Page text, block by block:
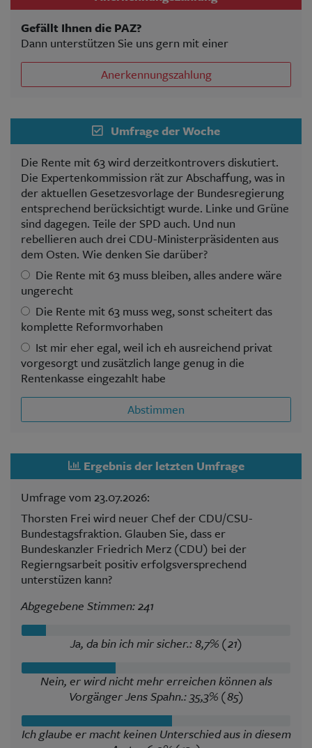
Gefällt Ihnen die PAZ?
Dann unterstützen Sie uns gern mit einer
Anerkennungszahlung
Umfrage der Woche
Die Rente mit 63 wird derzeitkontrovers diskutiert.
Die Expertenkommission rät zur Abschaffung, was in
der aktuellen Gesetzesvorlage der Bundesregierung
entsprechend berücksichtigt wurde. Linke und Grüne
sind dagegen. Teile der SPD auch. Und nun
rebellieren auch drei CDU-Ministerpräsidenten aus
dem Osten. Wie denken Sie darüber?
Die Rente mit 63 muss bleiben, alles andere wäre
ungerecht
Die Rente mit 63 muss weg, sonst scheitert das
komplette Reformvorhaben
Ist mir eher egal, weil ich eh ausreichend privat
vorgesorgt und zusätzlich lange genug in die
Rentenkasse eingezahlt habe
Abstimmen
Ergebnis der letzten Umfrage
Umfrage vom 23.07.2026:
Thorsten Frei wird neuer Chef der CDU/CSU-
Bundestagsfraktion. Glauben Sie, dass er
Bundeskanzler Friedrich Merz (CDU) bei der
Regierngsarbeit positiv erfolgsversprechend
unterstüzen kann?
Abgegebene Stimmen: 241
Ja, da bin ich mir sicher.: 8,7% (21)
Nein, er wird nicht mehr erreichen können als
Vorgänger Jens Spahn.: 35,3% (85)
Ich glaube er macht keinen Unterschied aus in diesem